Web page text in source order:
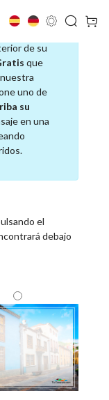
de su
que
uno de
su
en una
el
debajo